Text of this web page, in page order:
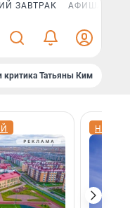
ЗАВТРАК АФИША PLUS
критика Татьяны Ким